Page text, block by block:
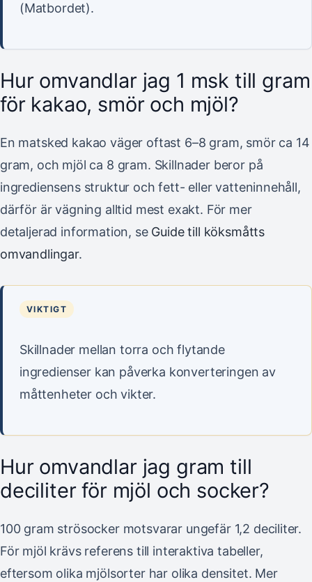
(Matbordet).
Hur omvandlar jag 1 msk till gram
för kakao, smör och mjöl?
En matsked kakao väger oftast 6–8 gram, smör ca 14
gram, och mjöl ca 8 gram. Skillnader beror på
ingrediensens struktur och fett- eller vatteninnehåll,
därför är vägning alltid mest exakt. För mer
detaljerad information, se Guide till köksmåtts
omvandlingar.
VIKTIGT
Skillnader mellan torra och flytande
ingredienser kan påverka konverteringen av
måttenheter och vikter.
Hur omvandlar jag gram till
deciliter för mjöl och socker?
100 gram strösocker motsvarar ungefär 1,2 deciliter.
För mjöl krävs referens till interaktiva tabeller,
eftersom olika mjölsorter har olika densitet. Mer